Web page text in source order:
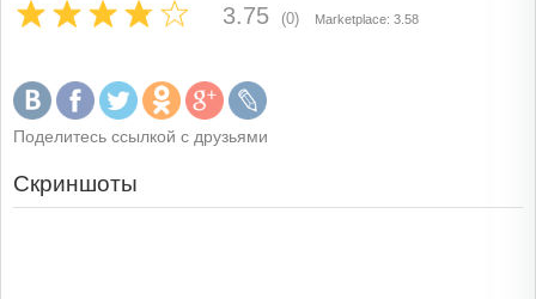
3.75 (0) Marketplace: 3.58
Поделитесь ссылкой с друзьями
Скриншоты